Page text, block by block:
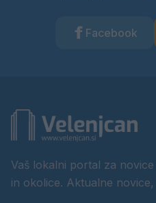
Facebook
Vaš lokalni portal za
in okolice. Aktualne